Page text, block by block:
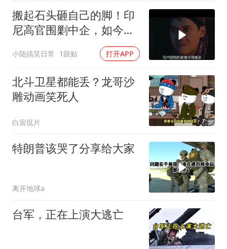
搬起石头砸自己的脚！印
尼高官围剿中企，如今烂
小陆搞笑日常 1跟贴 打开APP
北斗卫星都能丢？龙哥沙
雕动画笑死人
白宸侃片
特朗普该哭了分享给大家
离开地球a
台军，正在上演大逃亡